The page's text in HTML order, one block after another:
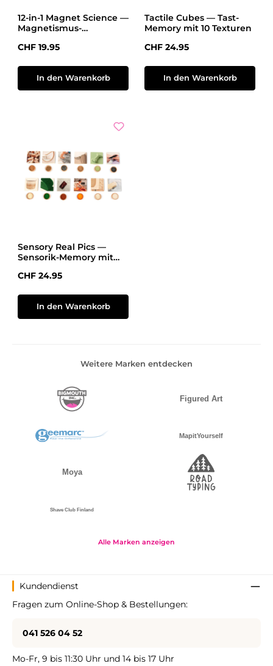
12-in-1 Magnet Science —
Magnetismus-
Regulärer Preis:
CHF 19.95
In den Warenkorb
Tactile Cubes — Tast-
Memory mit 10 Texturen
Regulärer Preis:
CHF 24.95
In den Warenkorb
Sensory Real Pics —
Sensorik-Memory mit
Regulärer Preis:
CHF 24.95
In den Warenkorb
Weitere Marken entdecken
Alle Marken anzeigen
Kundendienst
Fragen zum Online-Shop & Bestellungen:
041 526 04 52
Mo-Fr, 9 bis 11:30 Uhr und 14 bis 17 Uhr